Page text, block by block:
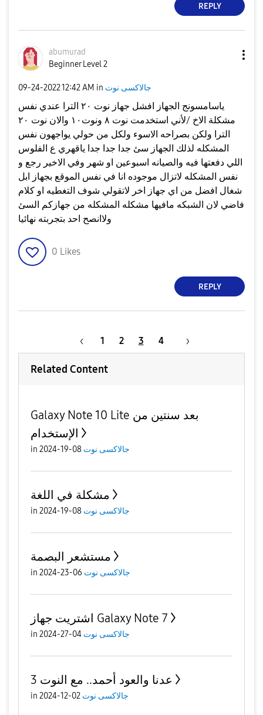
REPLY
abumurad
Beginner Level 2
‎09-24-202212:42 AM in جالاكسى نوت
ياسامسونج الجهاز افشل جهاز نوت ٢٠ الترا عندي نفس
مشكلة الاخ /لأني استخدمت نوت ٨ ونوت١٠ والان نوت ٢٠
الترا ولكن بصراحه الاسوء ولكل من حولي يواجهون نفس
المشكله لذلك الجهاز سئ جدا جدا جدا ياقهري ع الفلوس
اللي دفعتها فيه والصيانه اسبوعين او شهر وفي الاخير رجع و
نفس المشكله لاتزال موجوده انا في نفس الموقع بجهاز ابل
شغال افضل من اي جهاز اخر لاتقولي شوف التغطيه او كلام
فاضي لان الشبكه مافيها مشكله المشكله من جهازكم السئ
ولاانصح احد بتجربته نهائيا
0 Likes
REPLY
1 2 3 4
Related Content
Galaxy Note 10 Lite بعد سنتين من
الإستخدام
in جالاكسى نوت 08-19-2024
مشكلة في اللغة
in جالاكسى نوت 08-19-2024
مستشعر البصمة
in جالاكسى نوت 06-23-2024
اشتريت جهاز Galaxy Note 7
in جالاكسى نوت 04-27-2024
عدنا والعود أحمد.. مع النوت 3
in جالاكسى نوت 02-12-2024